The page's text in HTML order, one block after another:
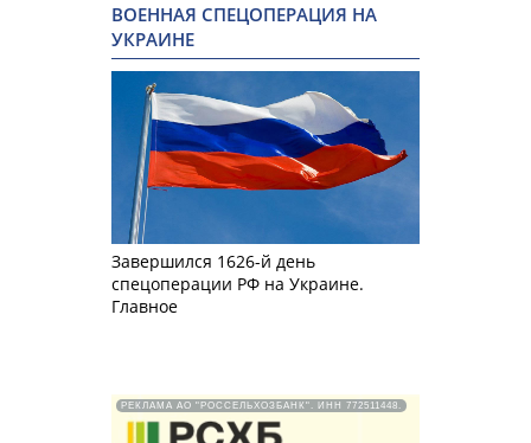
ВОЕННАЯ СПЕЦОПЕРАЦИЯ НА
УКРАИНЕ
Завершился 1626-й день
спецоперации РФ на Украине.
Главное
РЕКЛАМА АО "РОССЕЛЬХОЗБАНК". ИНН 772511448.